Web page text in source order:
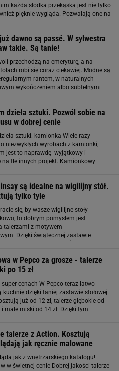
każda słodka przekąska jest nie tylko
pięknie wygląda. Pozwalają one na
dawno są passé. W sylwestra
takie. Są tanie!
przechodzą na emeryturę, a na
robi się coraz ciekawiej. Modne są
rantem, w naturalnych
wykończeniem albo subtelnymi
dzieła sztuki. Pozwól sobie na
w dobrej cenie
sztuki: kamionka Wiele razy
niezwykłych wyrobach z kamionki,
jest to naprawdę wyjątkowy i
na tle innych projekt. Kamionkowy
są idealne na wigilijny stół.
tylko tyle
się, by wasze wigilijne stoły
to dobrym pomysłem jest
talerzami z motywem
Dzięki świątecznej zastawie
w Pepco za grosze - talerze
po 15 zł
cenach W Pepco teraz łatwo
kuchnię dzięki taniej zastawie stołowej.
już od 12 zł, talerze głębokie od
i małe miski od 14 zł. Dzięki tym
talerze z Action. Kosztują
jak ręcznie malowane
jak z wnętrzarskiego katalogu!
w świetnej cenie Dobrej jakości talerze